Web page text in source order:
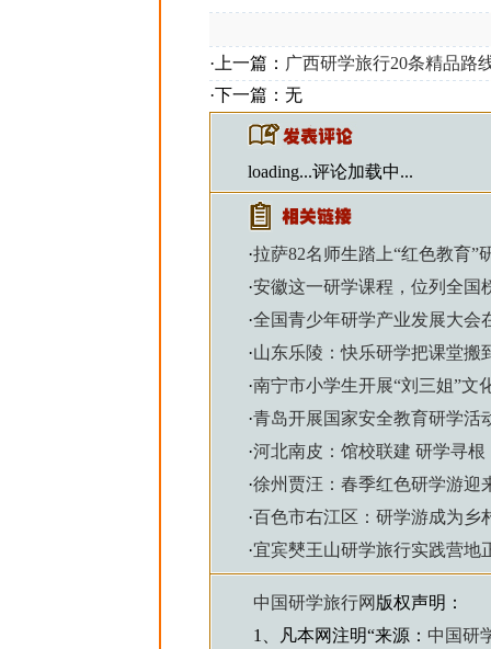
·上一篇： 广西研学旅行20条精品路
·下一篇：无
loading...评论加载中...
·拉萨82名师生踏上“红色教育”
·安徽这一研学课程，位列全国
·全国青少年研学产业发展大会
·山东乐陵：快乐研学把课堂搬
·南宁市小学生开展“刘三姐”文
·青岛开展国家安全教育研学活
·河北南皮：馆校联建 研学寻根
·徐州贾汪：春季红色研学游迎
·百色市右江区：研学游成为乡
·宜宾僰王山研学旅行实践营地
中国研学旅行网 版权声明：
1、凡本网注明“来源： 中国研